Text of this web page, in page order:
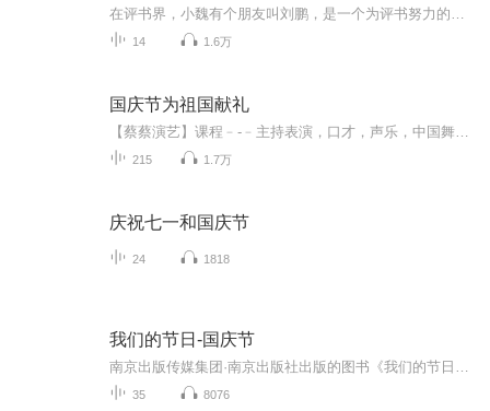
14 1.6万
国庆节为祖国献礼
215 1.7万
庆祝七一和国庆节
24 1818
我们的节日-国庆节
35 8076